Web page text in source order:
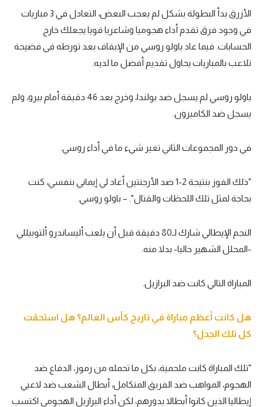
الأزرق بدأ البطولة بشكل لم يعجب البعض، التعادل في 3 مباريات
في وجود فرق تقدم أداء هجوميا وشاعريا قويا يجعلك خارج
الحسابات. فيما عاد باولو روسي من الإيقاف بعد تورطه في فضيحة
تلاعب بالمباريات يحاول تقديم أفضل ما لديه.
باولو روسي لم يسجل ضد بولندا، وخرج بعد 46 دقيقة أمام بيرو، ولم
يسجل ضد الكاميرون.
في دور المجموعات الثاني تغير شيء ما في أداء روسي.
"ذلك الفوز بنتيجة 2-1 ضد الأرجنتين أعاد لي إيماني بنفسي، كنت
بحاجة لمثل تلك اللحظات والقتال". – باولو روسي.
النجم الإيطالي شارك لـ80 دقيقة قبل أن يلعب أليساندرو ألتوبيللي
-المحلل الشهير حاليا- بدلا منه.
المباراة التالي كانت ضد البرازيل.
هل كانت أعظم مباراة في تاريخ كأس العالم؟ هل استحقت
كل تلك الجدل؟
"تلك المباراة كانت ملحمية، بكل ما تحمله من رموز، الدفاع ضد
الهجوم، المواهب ضد الفريق المتكامل، أبطال الشعب ضد لاعبي
إيطاليا الذين كانوا أبطالا بدورهم، لكن أداء البرازيل الهجومي اكتسب